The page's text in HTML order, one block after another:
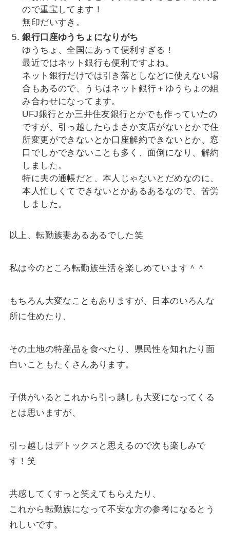
ので重宝してます！
無印だいすき。
銀行口座ゆうちょになりがち
ゆうちょ、全国にあって便利すぎる！
最近ではネット銀行も便利ですよね。
ネット銀行だけでは引き落としなどに使えない場
合もあるので、うちはネット銀行＋ゆうちょの組
み合わせになってます。
UFJ銀行とか三井住友銀行とかでも作っていたの
ですが、引っ越したらまさか支店がないとかで住
所変更ができないとか口座解約できないとか、窓
口でしかできないことも多く、面倒になり、解約
しました。
特に夫の通帳だと、本人じゃないとだめなのに、
本人忙しくてできないとかあるあるなので、苦労
しました。
以上、転勤族妻あるあるでした笑
私は今のところ転勤族生活を楽しめています＾＾
もちろん大変なこともありますが、日本のいろんな
所に住めたり、
その土地の特産品を食べたり、県民性を知れたり面
白いこともたくさんあります。
子供がいるとこれから引っ越しも大変になってくる
とは思いますが、
引っ越しはデトックスと思えるので次も楽しみで
す！笑
共感してくすっと笑えてもらえたり、
これから転勤族になって不安な方の参考になるとう
れしいです。